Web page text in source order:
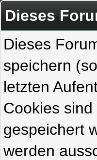
Dieses
Dieses
speichern
letzten
Cookies
gespeichert
werden